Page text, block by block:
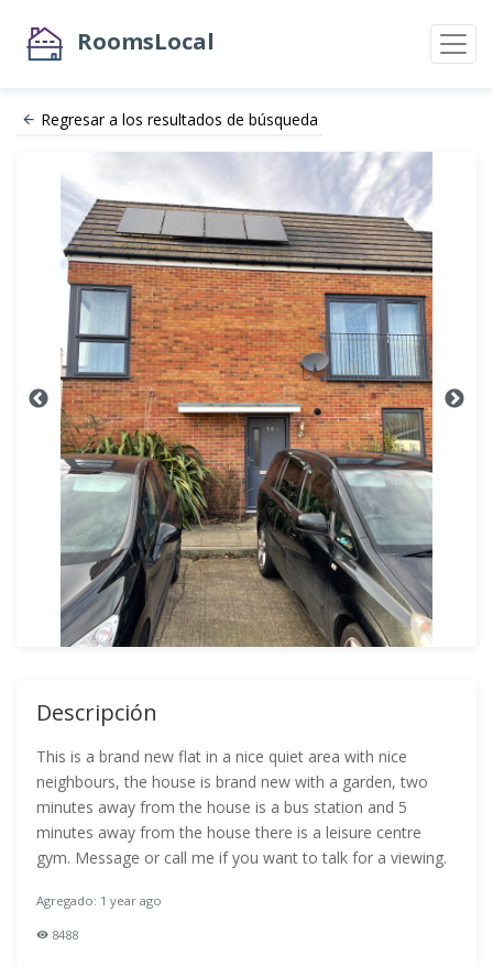
RoomsLocal
Regresar a los resultados de búsqueda
Descripción
This is a brand new flat in a nice quiet area with nice
neighbours, the house is brand new with a garden, two
minutes away from the house is a bus station and 5
minutes away from the house there is a leisure centre
gym. Message or call me if you want to talk for a viewing.
Agregado: 1 year ago
8488